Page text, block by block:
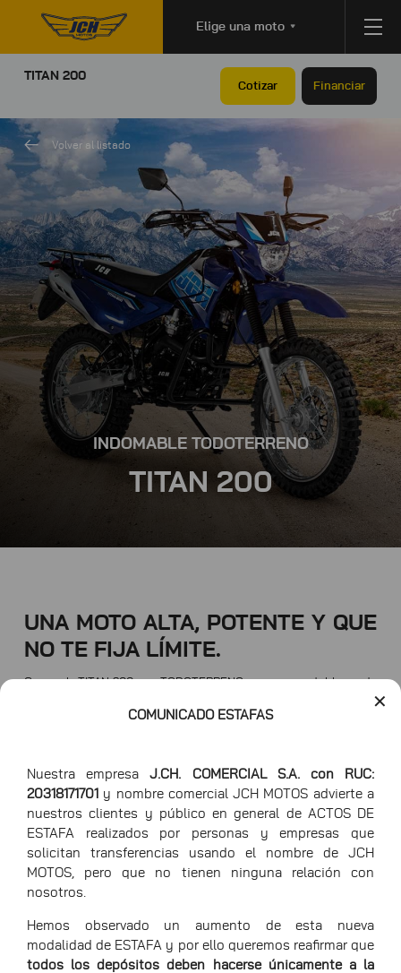
Elige una moto
✕
COMUNICADO ESTAFAS
Nuestra empresaJ.CH. COMERCIAL S.A. con RUC:
20318171701 y nombre comercial JCH MOTOS advierte a
nuestros clientes y público en general de ACTOS DE
ESTAFA realizados por personas y empresas que
solicitan transferencias usando el nombre de JCH
MOTOS, pero que no tienen ninguna relación con
nosotros.
Hemos observado un aumento de esta nueva
modalidad de ESTAFA y por ello queremos reafirmar que
todos los depósitos deben hacerse únicamente a la
TITAN 200
Cotizar Financiar
Volver al listado
INDOMABLE TODOTERRENO
TITAN 200
UNA MOTO ALTA, POTENTE Y QUE
NO TE FIJA LÍMITE.
Conoce la TITAN 200, una TODOTERRENO con un respetable aro de
19 pulgadas en la parte delantera, 17 en la posterior, cualidades que
junto a sus llantas todo terreno la perfilan como una moto sin